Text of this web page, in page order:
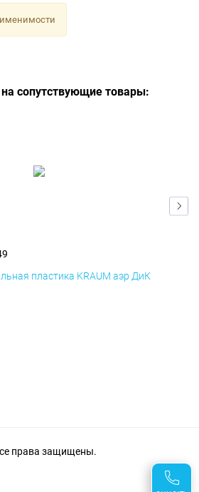
сопутствующие товары:
пластика KRAUM аэр ДиК
права защищены.